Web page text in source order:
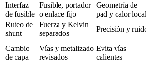
Interfaz
de fusible
Fusible, portador
o enlace fijo
Geometría de
pad y calor local
Ruteo de
shunt
Fuerza y Kelvin
separados
Precisión y
Cambio
de capa
Vías y metalizado
revisados
Evita vías
calientes